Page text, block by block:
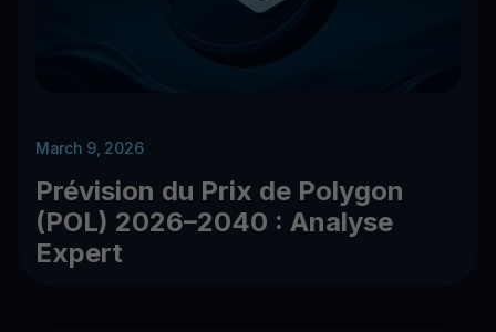
March 9, 2026
Prévision du Prix de Polygon
(POL) 2026–2040 : Analyse
Expert